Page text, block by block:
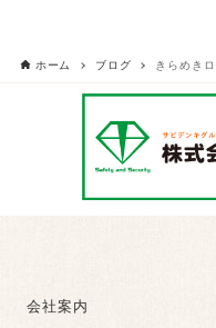
ホーム ブログ きらめき
会社案内